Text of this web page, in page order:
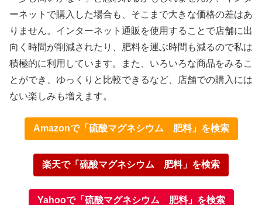
ーネットで購入した場合も、そこまで大きな価格の差はあ
りません。インターネット通販を使用することで店舗に出
向く時間が削減されたり、肥料を運ぶ時間も減るので私は
積極的に利用しています。また、いろいろな商品をみるこ
とができ、ゆっくりと比較できるなど、店舗での購入には
ない楽しみも増えます。
Amazonで「硫酸マグネシウム 肥料」を検索
楽天で「硫酸マグネシウム 肥料」を検索
Yahooで「硫酸マグネシウム 肥料」を検索